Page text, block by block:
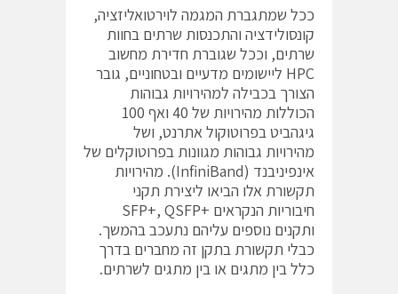
ככל שמתגברת המגמה לוירטואליזציה,
קונסולידציה והתכנסות שרתים בחוות
שרתים, וככל שגוברת חדירת מחשוב
HPC ליישומים מדעיים ובטחוניים, גובר
הצורך בכבילה למהירויות גבוהות
הכוללות מהירויות של 40 ואף 100
גיגהביט בפרוטוקול אתרנט, ושל
מהירויות גבוהות מגוונות בפרוטוקלים של
אינפיניבנד (InfiniBand). מהירויות
תקשורת אלו הביאו ליצירת תקני
חיבוריות הנקראים +SFP+, QSFP
ותקנים נוספים עליהם נתעכב בהמשך.
כבלי תקשורת בתקן זה מחברים בדרך
כלל בין מתגים או בין מתגים לשרתים.